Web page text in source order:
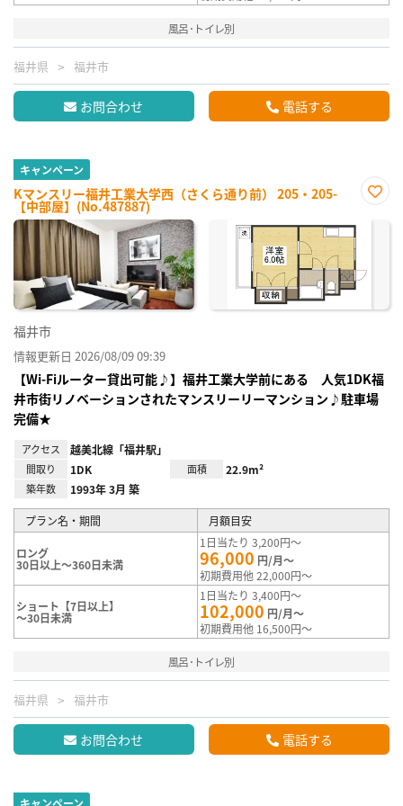
風呂･トイレ別
福井県 福井市
お問合わせ 電話する
キャンペーン
Kマンスリー福井工業大学西（さくら通り前） 205・205-
【中部屋】(No.487887)
に入
福井市
情報更新日 2026/08/09 09:39
【Wi-Fiルーター貸出可能♪】福井工業大学前にある 人気1DK福
井市街リノベーションされたマンスリーリーマンション♪駐車場
完備★
アクセス 越美北線「福井駅」
間取り 1DK 面積 22.9m²
築年数 1993年 3月 築
プラン名・期間 月額目安
ロング
30日以上～360日未満
1日当たり 3,200円～
96,000 円/月～
初期費用他 22,000円～
ショート【7日以上】
～30日未満
1日当たり 3,400円～
102,000 円/月～
初期費用他 16,500円～
風呂･トイレ別
福井県 福井市
お問合わせ 電話する